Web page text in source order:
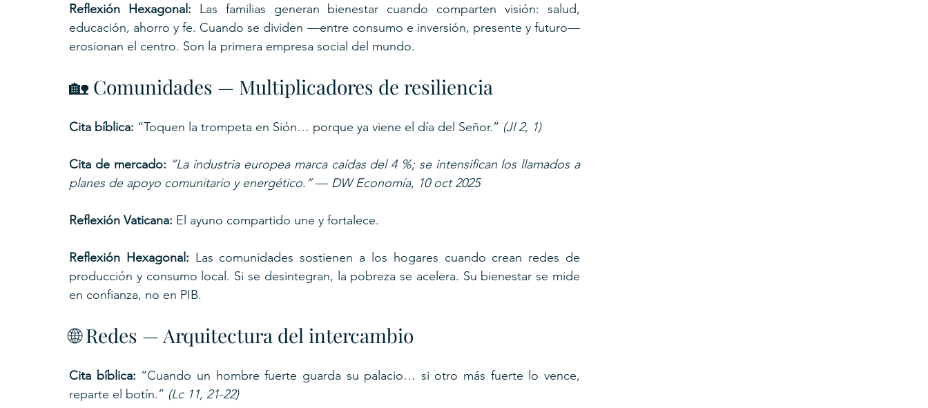
Reflexión Hexagonal: Las familias generan bienestar cuando comparten visión: salud,
educación, ahorro y fe. Cuando se dividen —entre consumo e inversión, presente y futuro—
erosionan el centro. Son la primera empresa social del mundo.
🏡 Comunidades — Multiplicadores de resiliencia
Cita bíblica: “Toquen la trompeta en Sión… porque ya viene el día del Señor.” (Jl 2, 1)
Cita de mercado: “La industria europea marca caídas del 4 %; se intensifican los llamados a
planes de apoyo comunitario y energético.” — DW Economía, 10 oct 2025
Reflexión Vaticana: El ayuno compartido une y fortalece.
Reflexión Hexagonal: Las comunidades sostienen a los hogares cuando crean redes de
producción y consumo local. Si se desintegran, la pobreza se acelera. Su bienestar se mide
en confianza, no en PIB.
🌐 Redes — Arquitectura del intercambio
Cita bíblica: “Cuando un hombre fuerte guarda su palacio… si otro más fuerte lo vence,
reparte el botín.” (Lc 11, 21-22)